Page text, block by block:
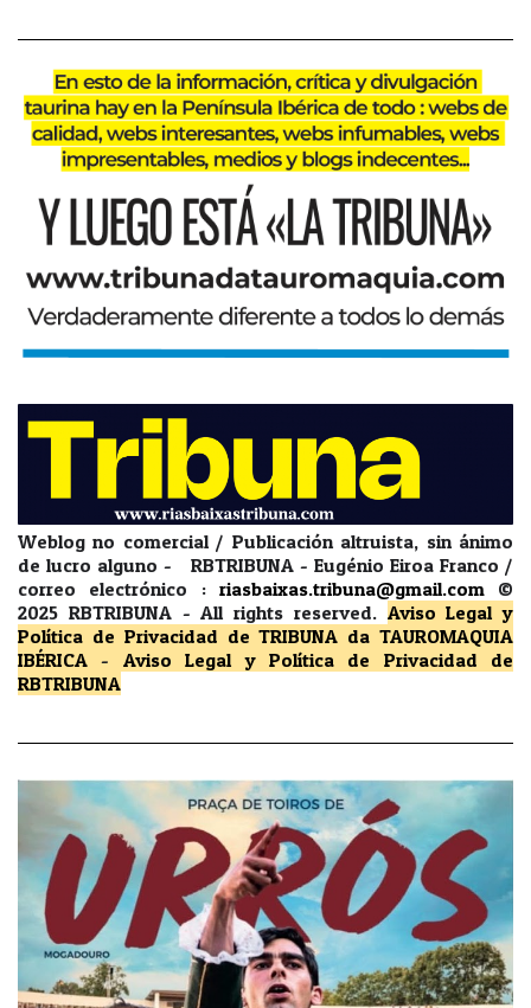
Weblog no comercial / Publicación altruista, sin ánimo
de lucro alguno - RBTRIBUNA - Eugénio Eiroa Franco /
correo electrónico : riasbaixas.tribuna@gmail.com
©
2025 RBTRIBUNA -All rights reserved. Aviso Legal y
Política de Privacidad de TRIBUNA da TAUROMAQUIA
IBÉRICA - Aviso Legal y Política de Privacidad
de
RBTRIBUNA